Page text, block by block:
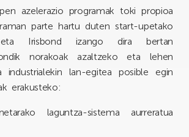
azelerazio programak toki propioa
parte hartu duten start-upetako
Irisbond izango dira bertan
norakoak azaltzeko eta lehen
industrialekin lan-egitea posible egin
erakusteko:
laguntza-sistema aurreratua